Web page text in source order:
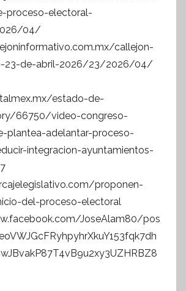
proceso-electoral-
04/
callejon-
23-de-abril-2026/23/2026/04/
estado-de-
66750/video-congreso-
plantea-adelantar-proceso-
integracion-ayuntamientos-
proponen-
del-proceso-electoral
JoseAlam80/pos